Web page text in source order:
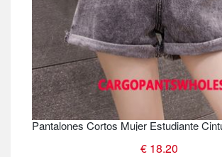
€ 18.20